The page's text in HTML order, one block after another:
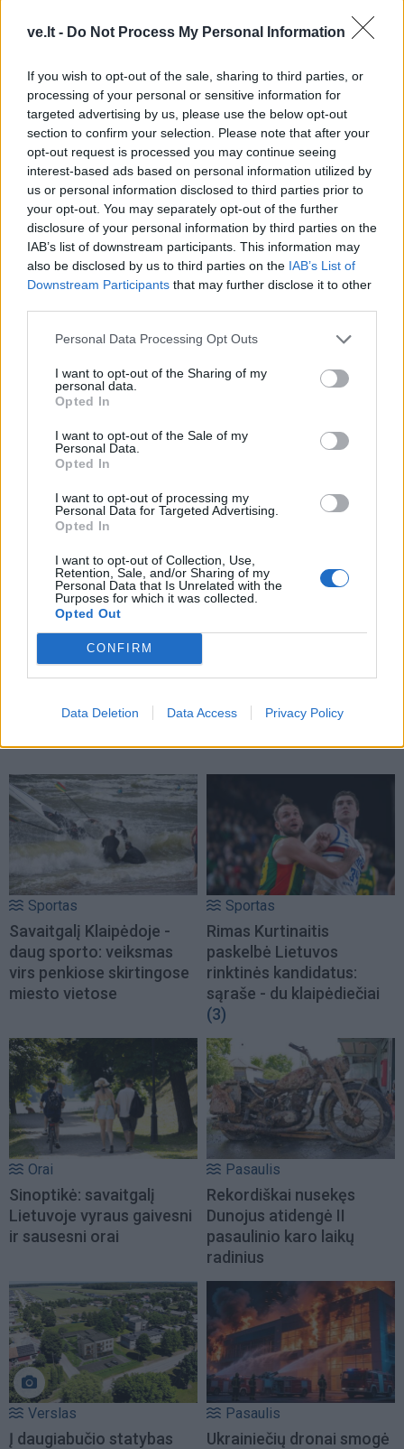
ve.lt - Do Not Process My Personal Information
If you wish to opt-out of the sale, sharing to third parties, or
processing of your personal or sensitive information for
targeted advertising by us, please use the below opt-out
section to confirm your selection. Please note that after your
opt-out request is processed you may continue seeing
interest-based ads based on personal information utilized by
us or personal information disclosed to third parties prior to
your opt-out. You may separately opt-out of the further
disclosure of your personal information by third parties on the
IAB’s list of downstream participants. This information may
also be disclosed by us to third parties on the IAB’s List of
Downstream Participants that may further disclose it to other
Personal Data Processing Opt Outs
I want to opt-out of the Sharing of my
personal data.
Opted In
I want to opt-out of the Sale of my
Personal Data.
Opted In
I want to opt-out of processing my
Personal Data for Targeted Advertising.
Opted In
I want to opt-out of Collection, Use,
Retention, Sale, and/or Sharing of my
Personal Data that Is Unrelated with the
Purposes for which it was collected.
Opted Out
CONFIRM
Data Deletion Data Access Privacy Policy
Ar jums pakaks
išradingumo teisingai
išspręsti matematinį
galvosūkį, panaudojant
tik vieną degtuką?(1)
Aiškiaregės pranašystė:
numatė katastrofišką
karo pabaigą Ukrainoje
(14)
Aušra Butkevičienė:
darbas, o kur - pomėgis
Mergelėms — ginčai,
Sportas
Savaitgalį Klaipėdoje -
daug sporto: veiksmas
virs penkiose skirtingose
miesto vietose
Sportas
Rimas Kurtinaitis
paskelbė Lietuvos
rinktinės kandidatus:
sąraše - du klaipėdiečiai
(3)
Orai
Sinoptikė: savaitgalį
Lietuvoje vyraus gaivesni
ir sausesni orai
Pasaulis
Rekordiškai nusekęs
Dunojus atidengė II
pasaulinio karo laikų
radinius
Verslas
Į daugiabučio statybas
Pasaulis
Ukrainiečių dronai smogė